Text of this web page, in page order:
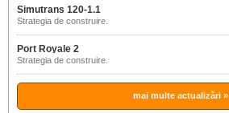
Simutrans 120-1.1
Strategia de construire.
Port Royale 2
Strategia de construire.
mai multe actualizări »